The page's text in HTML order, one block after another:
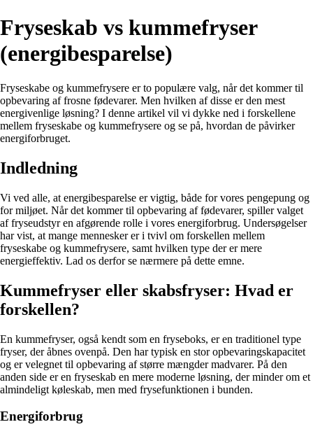
Fryseskab vs kummefryser
(energibesparelse)
Fryseskabe og kummefrysere er to populære valg, når det kommer til
opbevaring af frosne fødevarer. Men hvilken af ​​disse er den mest
energivenlige løsning? I denne artikel vil vi dykke ned i forskellene
mellem fryseskabe og kummefrysere og se på, hvordan de påvirker
energiforbruget.
Indledning
Vi ved alle, at energibesparelse er vigtig, både for vores pengepung og
for miljøet. Når det kommer til opbevaring af fødevarer, spiller valget
af fryseudstyr en afgørende rolle i vores energiforbrug. Undersøgelser
har vist, at mange mennesker er i tvivl om forskellen mellem
fryseskabe og kummefrysere, samt hvilken type der er mere
energieffektiv. Lad os derfor se nærmere på dette emne.
Kummefryser eller skabsfryser: Hvad er
forskellen?
En kummefryser, også kendt som en fryseboks, er en traditionel type
fryser, der åbnes ovenpå. Den har typisk en stor opbevaringskapacitet
og er velegnet til opbevaring af større mængder madvarer. På den
anden side er en fryseskab en mere moderne løsning, der minder om et
almindeligt køleskab, men med frysefunktionen i bunden.
Energiforbrug